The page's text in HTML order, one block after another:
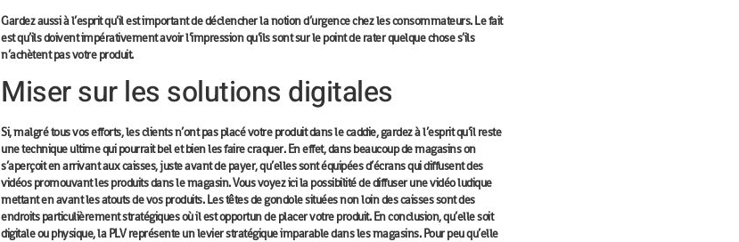
Gardez aussi à l’esprit qu’il est important de déclencherla notion d’urgencechez les consommateurs. Le fait
est qu’ils doivent impérativement avoir l’impression qu’ils sont sur le point de rater quelque chose s’ils
n’achètent pas votre produit.
Miser sur les solutions digitales
Si, malgré tous vos efforts, les clients n’ont pas placé votre produit dans le caddie, gardez à l’esprit qu’il reste
unetechnique ultimequi pourrait bel et bien les faire craquer. En effet, dans beaucoup de magasins on
s’aperçoit en arrivant aux caisses, juste avant de payer, qu’elles sont équipées d’écrans qui diffusent des
vidéos promouvant les produits dans le magasin. Vous voyez ici la possibilité de diffuser une vidéo ludique
mettant en avant les atouts de vos produits. Les têtes de gondole situées non loin des caisses sont des
endroits particulièrement stratégiques où il est opportun de placer votre produit. En conclusion, qu’elle soit
digitale ou physique, la PLV représenteun levier stratégiqueimparable dans les magasins. Pour peu qu’elle